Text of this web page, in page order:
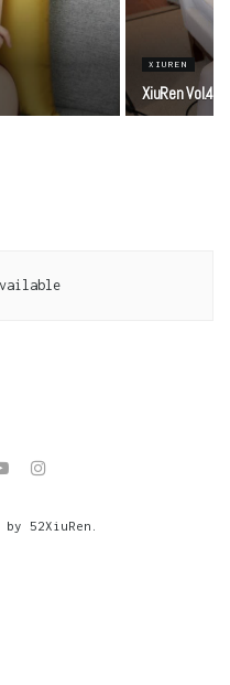
XIUREN
XiuRen
52XiuRen.